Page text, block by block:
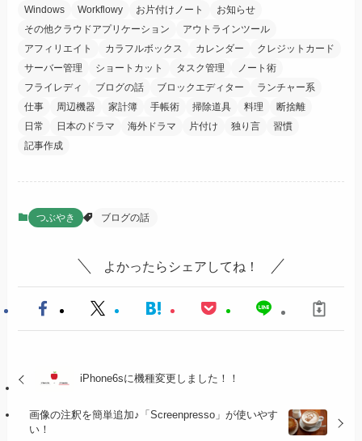
Windows Workflowy お片付けノート
お知らせ
その他クラウドアプリケーション
アウトラインツール
アフィリエイト
カラフルボックス カレンダー
クレジットカード
サーバー管理
ショートカット タスク管理
ノート術
フライレディ
ブログの話 ブロックエディター
ランチャー系
仕事
周辺機器 家計簿 手帳術 掃除道具 料理
断捨離
日常
日本のドラマ 海外ドラマ 片付け 独り言
習慣
記事作成
つぶやき ブログの話
よかったらシェアしてね！
iPhone6sに機種変更しました！！
画像の注釈を簡単追加♪「Screenpresso」が使いやす
い！